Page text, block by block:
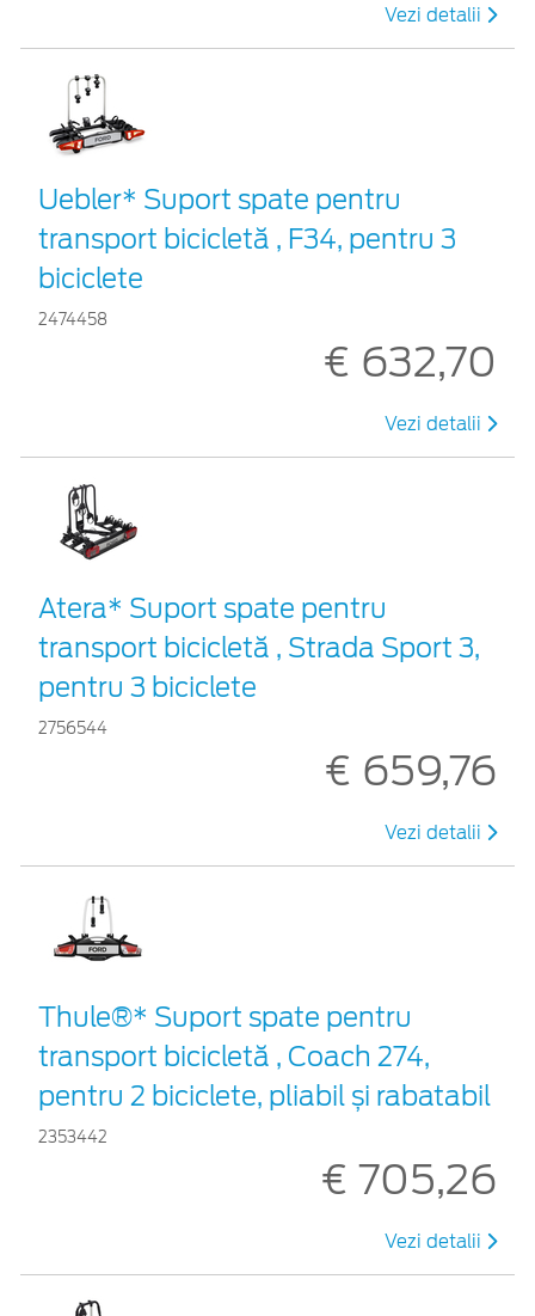
Vezi detalii
Uebler* Suport spate pentru
transport bicicletă , F34, pentru 3
biciclete
2474458
€ 632,70
Vezi detalii
Atera* Suport spate pentru
transport bicicletă , Strada Sport 3,
pentru 3 biciclete
2756544
€ 659,76
Vezi detalii
Thule®* Suport spate pentru
transport bicicletă , Coach 274,
pentru 2 biciclete, pliabil și rabatabil
2353442
€ 705,26
Vezi detalii